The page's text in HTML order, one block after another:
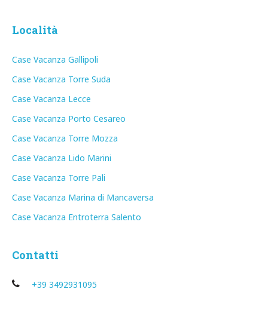
Località
Case Vacanza Gallipoli
Case Vacanza Torre Suda
Case Vacanza Lecce
Case Vacanza Porto Cesareo
Case Vacanza Torre Mozza
Case Vacanza Lido Marini
Case Vacanza Torre Pali
Case Vacanza Marina di Mancaversa
Case Vacanza Entroterra Salento
Contatti
+39 3492931095